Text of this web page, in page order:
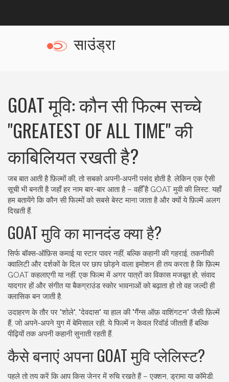
GOAT मूवि: कौन सी फिल्म सच्चे
"GREATEST OF ALL TIME" की
काबिलियत रखती है?
जब बात आती है फ़िल्मों की, तो सबको अपनी‑अपनी पसंद होती है. लेकिन एक ऐसी
सूची भी बनती है जहाँ हर नाम बार-बार आता है – वहीँ है GOAT मुवी की लिस्ट. यहाँ
हम बतायेंगे कि कौन सी फिल्मों को सबसे बेस्ट माना जाता है और क्यों ये फ़िल्में अलग
दिखती हैं.
GOAT मुवि का मानदंड क्या है?
सिर्फ बॉक्स‑ऑफ़िस कमाई या स्टार पावर नहीं, बल्कि कहानी की गहराई, तकनीकी
क्वालिटी और दर्शकों के दिल पर छाप छोड़ने वाला इमोशन ही तय करता है कि फ़िल्म
GOAT कहलाएगी या नहीं. एक फिल्म में अगर पात्रों का विकास मजबूत हो, संवाद
यादगार हों और संगीत या बैकग्राउंड स्कोर भावनाओं को बढ़ाता हो तो वह जल्दी ही
क्लासिक बन जाती है.
उदाहरण के तौर पर "शोले", "देवदास" या हाल की "गैंग्स ऑफ़ वाशिंगटन" जैसी फ़िल्में
हैं, जो अपने‑अपने युग में बेमिसाल रही. ये फिल्में न केवल रिवॉर्ड जीतती हैं बल्कि
पीढ़ियों तक अपनी कहानी सुनाती रहती हैं.
कैसे बनाएं अपना GOAT मुवि प्लेलिस्ट?
पहले तो तय करें कि आप किस जेनर में रुचि रखते हैं – एक्शन, ड्रामा या कॉमेडी.